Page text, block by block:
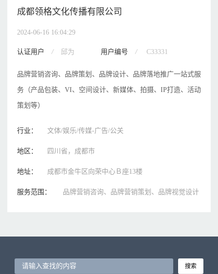
成都领格文化传播有限公司
2024-06-16 16:04:29
认证用户 / 邱为 用户编号 / C33331
品牌营销咨询、品牌策划、品牌设计、品牌落地推广一站式服
务（产品包装、VI、空间设计、新媒体、拍摄、IP打造、活动
策划等）
行业： 文体/娱乐/传媒-广告/公关
地区： 四川省，成都市
地址： 成都市金牛区向荣中心Ｂ座13楼
服务范围： 品牌营销咨询、品牌营销策划、品牌视觉设计
搜索